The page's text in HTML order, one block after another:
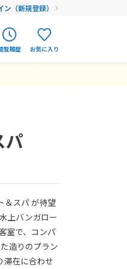
ン（新規登録）
覧履歴 お気に入り
パ
＆スパ が待望
上バンガロー
室で、コンパ
造りのプラン
滞在に合わせ